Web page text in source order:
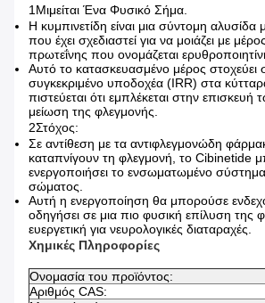
1Μιμείται Ένα Φυσικό Σήμα.
Η κυμπινετίδη είναι μια σύντομη αλυσίδα
που έχει σχεδιαστεί για να μοιάζει με
πρωτεΐνης που ονομάζεται
Αυτό το κατασκευασμένο μέρος στοχεύει
συγκεκριμένο υποδοχέα (IRR) στα
πιστεύεται ότι εμπλέκεται στην επισκευή
μείωση της φλεγμονής.
2Στόχος:
Σε αντίθεση με τα αντιφλεγμονώδη
καταπνίγουν τη φλεγμονή, το Cibinetide
ενεργοποιήσει το ενσωματωμένο
σώματος.
Αυτή η ενεργοποίηση θα μπορούσε
οδηγήσει σε μια πιο φυσική επίλυση της
ευεργετική για νευρολογικές διαταραχές.
Χημικές Πληροφορίες
Ονομασία του προϊόντος:
Αριθμός CAS: